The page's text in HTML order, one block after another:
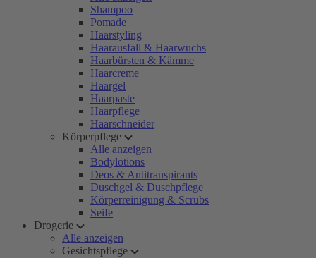
Shampoo
Pomade
Haarstyling
Haarausfall & Haarwuchs
Haarbürsten & Kämme
Haarcreme
Haargel
Haarpaste
Haarpflege
Haarschneider
Körperpflege
Alle anzeigen
Bodylotions
Deos & Antitranspirants
Duschgel & Duschpflege
Körperreinigung & Scrubs
Seife
Drogerie
Alle anzeigen
Gesichtspflege